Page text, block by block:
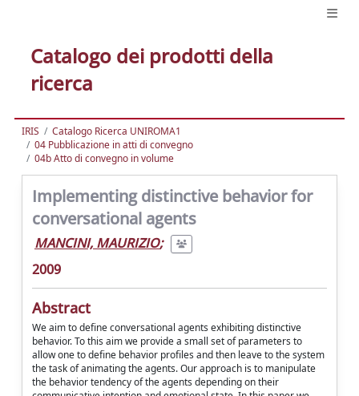
Catalogo dei prodotti della
ricerca
IRIS
Catalogo Ricerca UNIROMA1
04 Pubblicazione in atti di convegno
04b Atto di convegno in volume
Implementing distinctive behavior for
conversational agents
MANCINI, MAURIZIO;
2009
Abstract
We aim to define conversational agents exhibiting distinctive
behavior. To this aim we provide a small set of parameters to
allow one to define behavior profiles and then leave to the system
the task of animating the agents. Our approach is to manipulate
the behavior tendency of the agents depending on their